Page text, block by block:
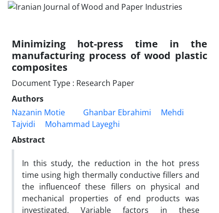
Minimizing hot-press time in the
manufacturing process of wood plastic
composites
Document Type : Research Paper
Authors
Nazanin Motie
Ghanbar Ebrahimi
Mehdi
Tajvidi
Mohammad Layeghi
Abstract
In this study, the reduction in the hot press
time using high thermally conductive fillers and
the influenceof these fillers on physical and
mechanical properties of end products was
investigated. Variable factors in these